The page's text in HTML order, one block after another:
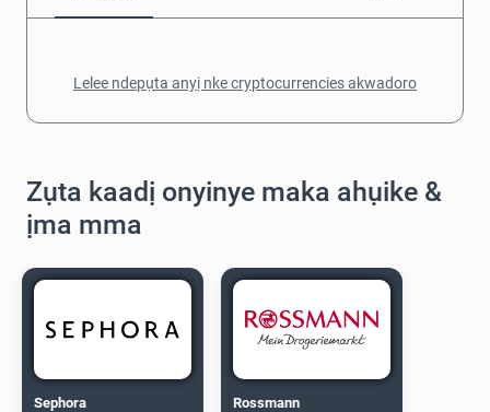
Lelee ndepụta anyị nke cryptocurrencies akwadoro
Zụta kaadị onyinye maka ahụike &
ịma mma
Sephora Rossmann